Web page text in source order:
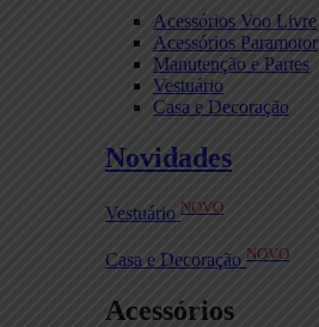
Acessórios Voo Livre
Acessórios Paramotor
Manutenção e Partes
Vestuário
Casa e Decoração
Novidades
Vestuário NOVO
Casa e Decoração NOVO
Acessórios